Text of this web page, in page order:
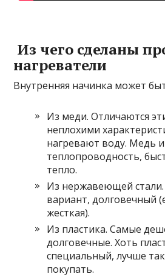
Из чего сделаны
нагреватели
Внутренняя начинка может
Из меди. Отличаются
неплохими
нагревают воду. Медь
теплопроводность,
тепло.
Из нержавеющей
вариант, долговечный
жесткая).
Из пластика. Самые
долговечные. Хоть
специальный, лучше
покупать.